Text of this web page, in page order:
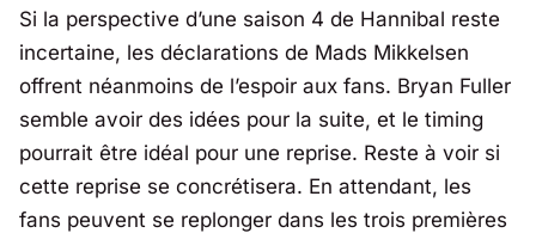
Si la perspective d’une saison 4 de Hannibal reste
incertaine, les déclarations de Mads Mikkelsen
offrent néanmoins de l’espoir aux fans. Bryan Fuller
semble avoir des idées pour la suite, et le timing
pourrait être idéal pour une reprise. Reste à voir si
cette reprise se concrétisera. En attendant, les
fans peuvent se replonger dans les trois premières